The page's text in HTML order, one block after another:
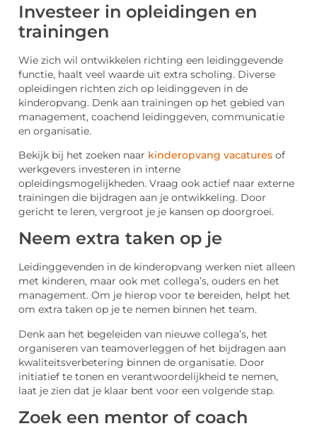
Investeer in opleidingen en
trainingen
Wie zich wil ontwikkelen richting een leidinggevende
functie, haalt veel waarde uit extra scholing. Diverse
opleidingen richten zich op leidinggeven in de
kinderopvang. Denk aan trainingen op het gebied van
management, coachend leidinggeven, communicatie
en organisatie.
Bekijk bij het zoeken naar kinderopvang vacatures of
werkgevers investeren in interne
opleidingsmogelijkheden. Vraag ook actief naar externe
trainingen die bijdragen aan je ontwikkeling. Door
gericht te leren, vergroot je je kansen op doorgroei.
Neem extra taken op je
Leidinggevenden in de kinderopvang werken niet alleen
met kinderen, maar ook met collega’s, ouders en het
management. Om je hierop voor te bereiden, helpt het
om extra taken op je te nemen binnen het team.
Denk aan het begeleiden van nieuwe collega’s, het
organiseren van teamoverleggen of het bijdragen aan
kwaliteitsverbetering binnen de organisatie. Door
initiatief te tonen en verantwoordelijkheid te nemen,
laat je zien dat je klaar bent voor een volgende stap.
Zoek een mentor of coach